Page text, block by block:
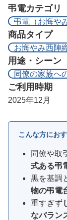
弔電カテゴリ
弔電（お悔や
商品タイプ
お悔やみ西陣
用途・シーン
同僚の家族へ
ご利用時期
2025年12月
こんな方にお
同僚や取
式ある弔
黒を基調
物の弔電
重すぎず
なバラン